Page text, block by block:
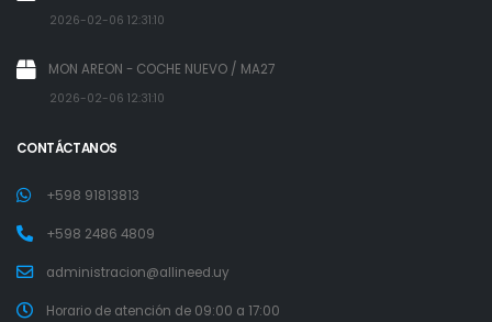
2026-02-06 12:31:10
MON AREON - COCHE NUEVO / MA27
2026-02-06 12:31:10
CONTÁCTANOS
+598 91813813
+598 2486 4809
administracion@allineed.uy
Horario de atención de 09:00 a 17:00